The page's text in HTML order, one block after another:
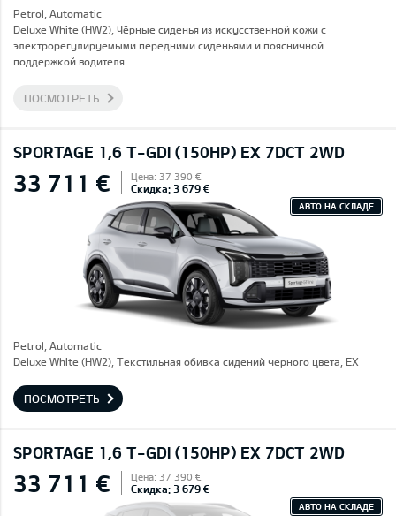
Petrol, Automatic
Deluxe White (HW2), Чёрные сиденья из искусственной кожи с
электрорегулируемыми передними сиденьями и поясничной
поддержкой водителя
ПОСМОТРЕТЬ
SPORTAGE 1,6 T-GDI (150HP) EX 7DCT 2WD
33 711 € Цена: 37 390 €
Скидка: 3 679 €
АВТО НА СКЛАДЕ
Petrol, Automatic
Deluxe White (HW2), Текстильная обивка сидений черного цвета, EX
ПОСМОТРЕТЬ
SPORTAGE 1,6 T-GDI (150HP) EX 7DCT 2WD
33 711 € Цена: 37 390 €
Скидка: 3 679 €
АВТО НА СКЛАДЕ